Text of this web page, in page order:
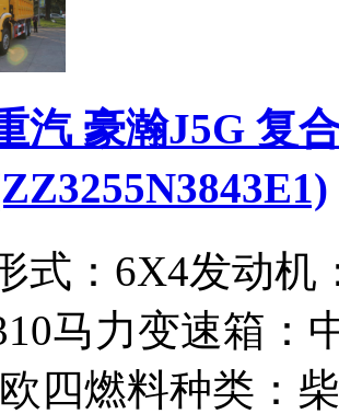
汽 豪瀚J5G 复
式： 6X4发动机
马力变速箱：
四燃料种类：